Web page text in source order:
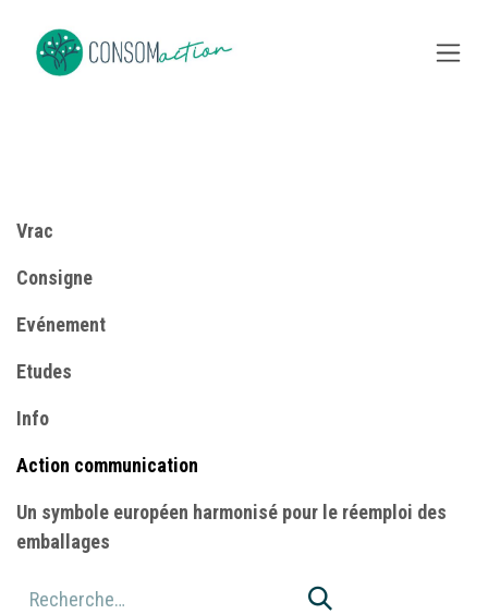
Vrac
Consigne
​Evénement
Etudes
Info
​Action communication
Un symbole européen harmonisé pour le réemploi des
emballages